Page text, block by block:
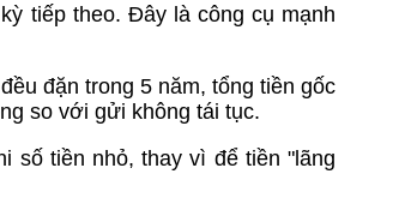
tiếp theo. Đây là công cụ mạnh
đặn trong 5 năm, tổng tiền gốc
so với gửi không tái tục.
số tiền nhỏ, thay vì để tiền "lãng